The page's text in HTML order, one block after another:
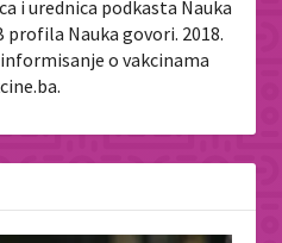
i urednica podkasta Nauka
Nauka govori. 2018.
o vakcinama